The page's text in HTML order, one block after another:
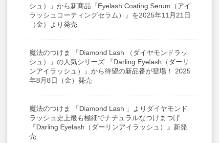
シュ）」から新商品『Eyelash Coating Serum（アイ
ラッシュコーティングセラム）』を2025年11月21日
（金）より発売
魔法のつけま 「Diamond Lash （ダイヤモンドラッ
シュ）」の人気シリーズ 『Darling Eyelash（ダーリ
ンアイラッシュ）』から待望の新品番が登場！ 2025
年8月8日（金）発売
魔法のつけま 「Diamond Lash 」よりダイヤモンド
ラッシュ史上最も極細でナチュラルなつけまつげ
『Darling Eyelash（ダーリンアイラッシュ）』新発
売